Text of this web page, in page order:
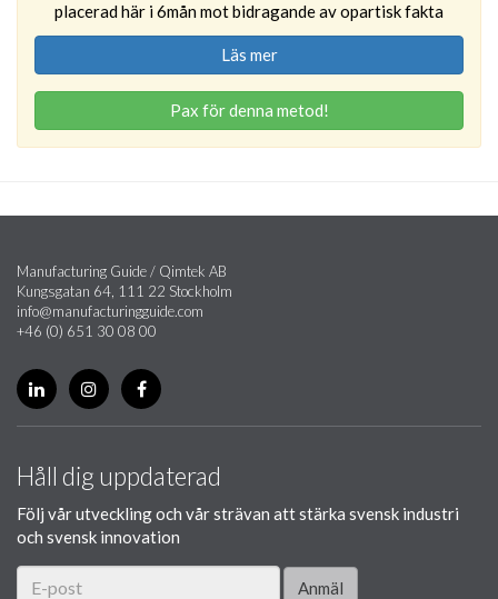
placerad här i 6mån mot bidragande av opartisk fakta
Läs mer
Pax för denna metod!
Manufacturing Guide / Qimtek AB
Kungsgatan 64, 111 22 Stockholm
info@manufacturingguide.com
+46 (0) 651 30 08 00
Håll dig uppdaterad
Följ vår utveckling och vår strävan att stärka svensk industri
och svensk innovation
Anmäl